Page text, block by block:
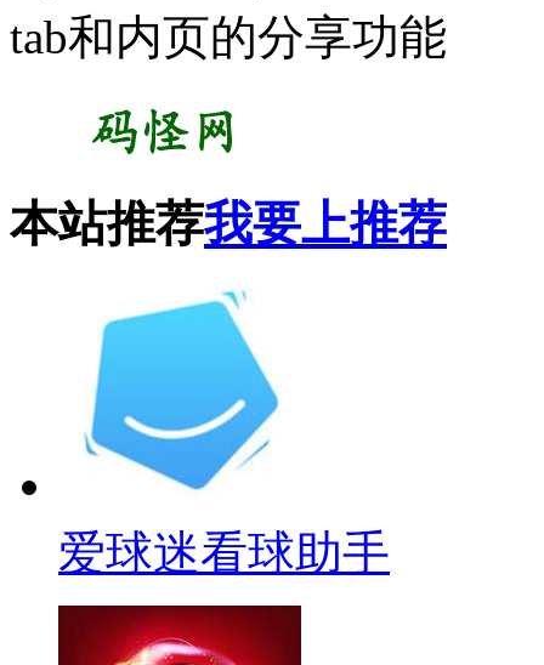
tab和内页的分享功能
本站推荐我要上推荐
爱球迷看球助手